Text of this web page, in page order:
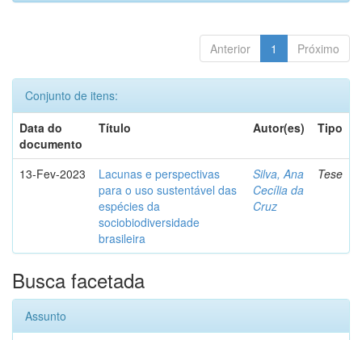
Anterior 1 Próximo
Conjunto de itens:
Data do
documento
Título Autor(es) Tipo
13-Fev-2023
Lacunas e perspectivas
para o uso sustentável das
espécies da
sociobiodiversidade
brasileira
Silva, Ana
Cecília da
Cruz
Tese
Busca facetada
Assunto